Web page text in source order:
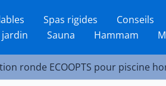
Spas rigides Conseils
jardin
Sauna Hammam
ronde ECOOPTS pour piscine